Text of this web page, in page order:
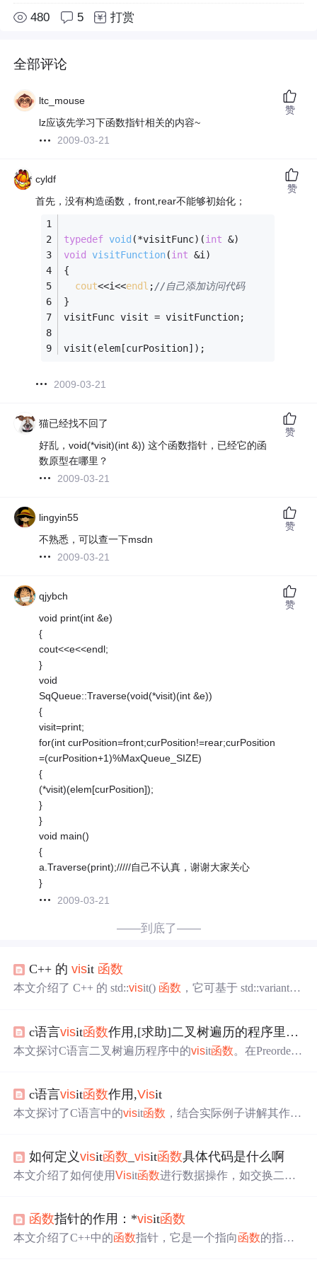
480 5 打赏
全部评论
ltc_mouse
lz应该先学习下函数指针相关的内容~
2009-03-21
赞
cyldf
首先，没有构造函数，front,rear不能够初始化；
typedef void (*visitFunc) (int &)
void
visitFunction(int &i)
{
cout<<i<<endl ;//自己添加访问代码
}
visitFunc visit = visitFunction;
visit(elem[curPosition]);
2009-03-21
赞
猫已经找不回了
好乱，void(*visit)(int &)) 这个函数指针，已经它的函
数原型在哪里？
2009-03-21
赞
lingyin55
不熟悉，可以查一下msdn
2009-03-21
赞
qjybch
void print(int &e)
{
cout<<e<<endl;
}
void
SqQueue::Traverse(void(*visit)(int &e))
{
visit=print;
for(int curPosition=front;curPosition!=rear;curPosition
=(curPosition+1)%MaxQueue_SIZE)
{
(*visit)(elem[curPosition]);
}
}
void main()
{
a.Traverse(print);/////自己不认真，谢谢大家关心
}
2009-03-21
赞
——到底了——
C++ 的visit 函数
本文介绍了 C++ 的 std::visit() 函数 ，它可基于 std::variant
探讨了 C++ 计划在 23/26 中添加的 overload 模板，以及 C+
+ 23 和 26 对 std::vis it()函数的修订。
c语言visit函数作用,[求助]二叉树遍历的程序里面的
本文探讨C语言二叉树遍历程序中的visit函数。在Preorde
t函数，但通过将处理函数如PrintElement作为
可以在遍历过程中打印节点数据。此外，代码还展示了如
c语言visit函数作用,Visit
本文探讨了C语言中的visit函数 ，结合实际例子讲解其作
还涉及到了图论问题的解决策略，如最短路径的Dijkstra算
法，以及在足球联赛中寻找‘食物链’的数学问题。
如何定义visit函数 _visit函数具体代码是什么啊
本文介绍了如何使用Visit函数进行数据操作，如交换二叉
函数指针的作用：*visit函数
本文介绍了C++中的函数指针，它是一个指向函数的指针